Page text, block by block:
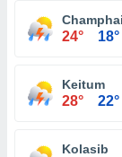
Champhai
24° 18°
Keitum
28° 22°
Kolasib